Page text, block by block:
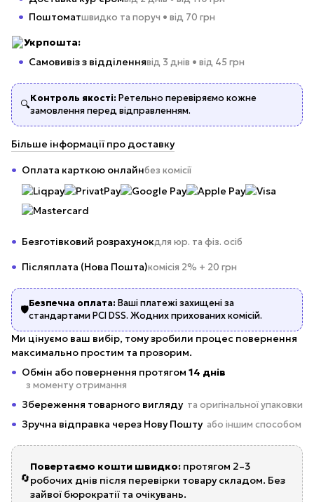
Поштоматшвидко та поруч • від 70 грн
Укрпошта:
Самовивіз з відділеннявід 3 днів • від 45 грн
🔍
Контроль якості: Ретельно перевіряємо кожне
замовлення перед відправленням.
Більше інформації про доставку
Оплата карткою онлайнбез комісії
Безготівковий розрахунокдля юр. та фіз. осіб
Післяплата (Нова Пошта)комісія 2% + 20 грн
🛡️
Безпечна оплата: Ваші платежі захищені за
стандартами PCI DSS. Жодних прихованих комісій.
Ми цінуємо ваш вибір, тому зробили процес повернення
максимально простим та прозорим.
Обмін або повернення протягом 14 днів
з моменту отримання
Збереження товарного вигляду та оригінальної упаковки
Зручна відправка через Нову Пошту або іншим способом
🔄
Повертаємо кошти швидко: протягом 2–3
робочих днів після перевірки товару складом. Без
зайвої бюрократії та очікувань.